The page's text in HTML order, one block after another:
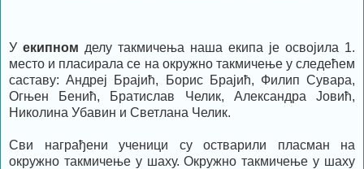
У екипном делу такмичења наша екипа је освојила 1.
место и пласирала се на окружно такмичење у следећем
саставу: Андреј Брајић, Борис Брајић, Филип Сувара,
Огњен Бенић, Братислав Челик, Александра Јовић,
Николина Убавин и Светлана Челик.
Сви награђени ученици су остварили пласман на
окружно такмичење у шаху. Окружно такмичење у шаху